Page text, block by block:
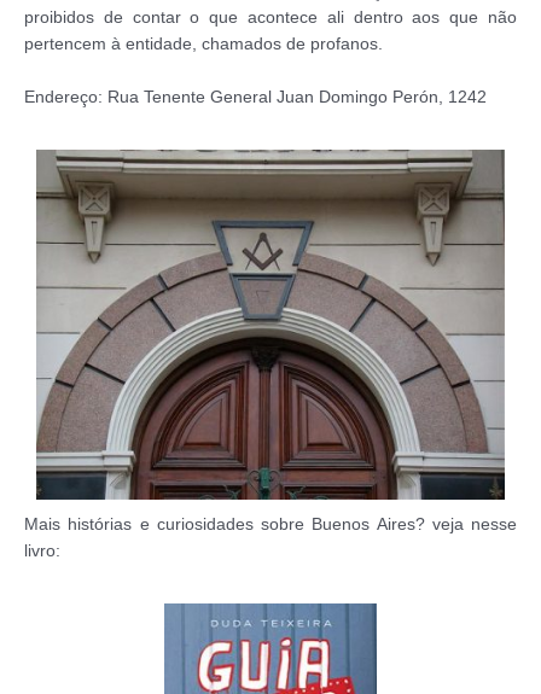
proibidos de contar o que acontece ali dentro aos que não
pertencem à entidade, chamados de profanos.
Endereço: Rua Tenente General Juan Domingo Perón, 1242
Mais histórias e curiosidades sobre Buenos Aires? veja nesse
livro: